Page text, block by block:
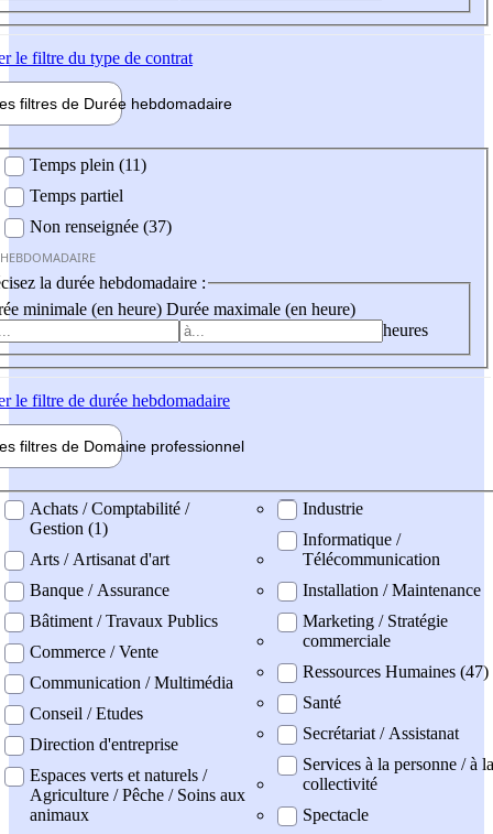
le filtre du type de contrat
filtres de Durée hebdomadaire
Temps plein (11)
Temps partiel
Non renseignée (37)
la durée hebdomadaire :
minimale (en heure) Durée maximale (en heure)
heures
le filtre de durée hebdomadaire
filtres de Domaine professionnel
professionel
Achats / Comptabilité /
Gestion (1)
Arts / Artisanat d'art
Banque / Assurance
Bâtiment / Travaux Publics
Commerce / Vente
Communication / Multimédia
Conseil / Etudes
Direction d'entreprise
Espaces verts et naturels /
Agriculture / Pêche / Soins aux
animaux
Industrie
Informatique /
Télécommunication
Installation / Maintenance
Marketing / Stratégie
commerciale
Ressources Humaines (47)
Santé
Secrétariat / Assistanat
Services à la personne / à la
collectivité
Spectacle